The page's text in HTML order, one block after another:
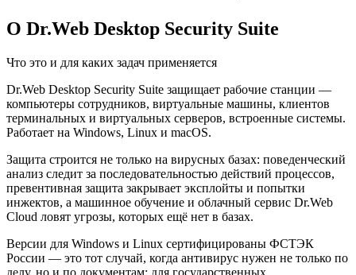
О Dr.Web Desktop Security Suite
Что это и для каких задач применяется
Dr.Web Desktop Security Suite защищает рабочие станции —
компьютеры сотрудников, виртуальные машины, клиентов
терминальных и виртуальных серверов, встроенные системы.
Работает на Windows, Linux и macOS.
Защита строится не только на вирусных базах: поведенческий
анализ следит за последовательностью действий процессов,
превентивная защита закрывает эксплойты и попытки
инжектов, а машинное обучение и облачный сервис Dr.Web
Cloud ловят угрозы, которых ещё нет в базах.
Версии для Windows и Linux сертифицированы ФСТЭК
России — это тот случай, когда антивирус нужен не только по
делу, но и по документам: для государственных